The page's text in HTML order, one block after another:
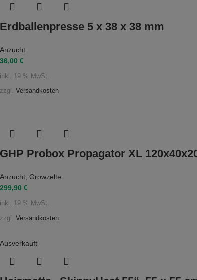
Erdballenpresse 5 x 38 x 38 mm
Anzucht
36,00 €
inkl. 19 % MwSt.
zzgl. Versandkosten
GHP Probox Propagator XL
Anzucht, Growzelte
299,90 €
inkl. 19 % MwSt.
zzgl. Versandkosten
Ausverkauft